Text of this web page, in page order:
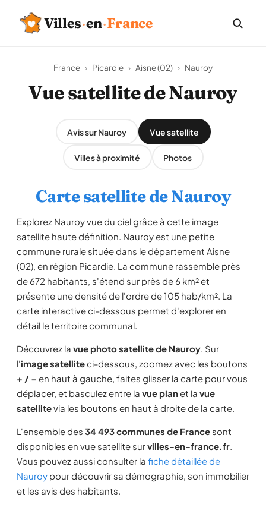
Villes·en·France
France › Picardie › Aisne (02) › Nauroy
Vue satellite de Nauroy
Avis sur Nauroy Vue satellite
Villes à proximité Photos
Carte satellite de Nauroy
Explorez Nauroy vue du ciel grâce à cette image
satellite haute définition. Nauroy est une petite
commune rurale située dans le département Aisne
(02), en région Picardie. La commune rassemble près
de 672 habitants, s'étend sur près de 6 km² et
présente une densité de l'ordre de 105 hab/km². La
carte interactive ci-dessous permet d'explorer en
détail le territoire communal.
Découvrez la vue photo satellite de Nauroy. Sur
l'image satelliteci-dessous, zoomez avec les boutons
+ / − en haut à gauche, faites glisser la carte pour vous
déplacer, et basculez entre la vue planet la vue
satellitevia les boutons en haut à droite de la carte.
L'ensemble des 34 493 communes de France sont
disponibles en vue satellite survilles-en-france.fr.
Vous pouvez aussi consulter la fiche détaillée de
Nauroy pour découvrir sa démographie, son immobilier
et les avis des habitants.